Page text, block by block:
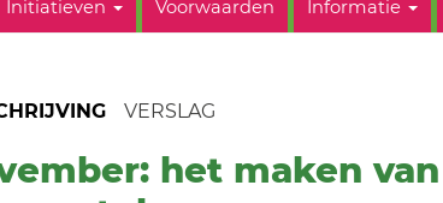
Initiatieven Voorwaarden Informatie
VERSLAG
het maken